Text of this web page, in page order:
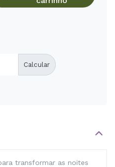
Calcular
transformar as noites